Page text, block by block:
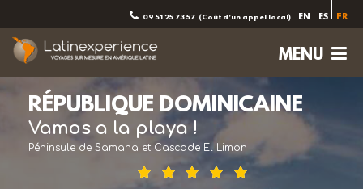
09 51 25 73 57 (Coût d'un appel local) EN ES FR
MENU
RÉPUBLIQUE DOMINICAINE
Vamos a la playa !
Péninsule de Samana et Cascade El Limon